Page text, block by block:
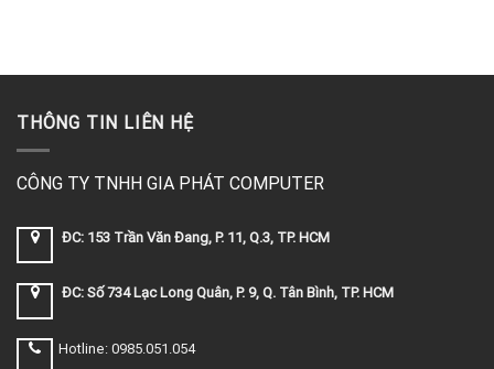
THÔNG TIN LIÊN HỆ
CÔNG TY TNHH GIA PHÁT COMPUTER
ĐC: 153 Trần Văn Đang, P. 11, Q.3, TP. HCM
ĐC: Số 734 Lạc Long Quân, P. 9, Q. Tân Bình, TP. HCM
Hotline: 0985.051.054